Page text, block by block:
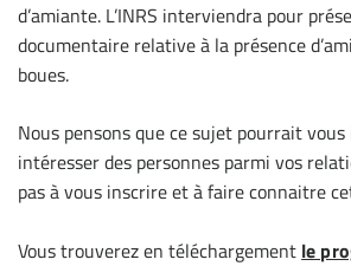
d’amiante. L’INRS interviendra pour
documentaire relative à la présence
boues.
Nous pensons que ce sujet pourrait
intéresser des personnes parmi vos
pas à vous inscrire et à faire connaitre
Vous trouverez en téléchargement le